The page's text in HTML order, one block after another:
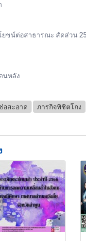
ชน์ต่อสาธารณะ สัดส่วน
นหลัง
อสะอาด ภารกิจพิชิตโกง